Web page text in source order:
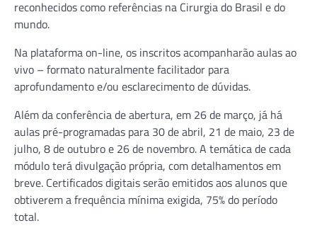
reconhecidos como referências na Cirurgia do Brasil e do
mundo.
Na plataforma on-line, os inscritos acompanharão aulas ao
vivo – formato naturalmente facilitador para
aprofundamento e/ou esclarecimento de dúvidas.
Além da conferência de abertura, em 26 de março, já há
aulas pré-programadas para 30 de abril, 21 de maio, 23 de
julho, 8 de outubro e 26 de novembro. A temática de cada
módulo terá divulgação própria, com detalhamentos em
breve. Certificados digitais serão emitidos aos alunos que
obtiverem a frequência mínima exigida, 75% do período
total.